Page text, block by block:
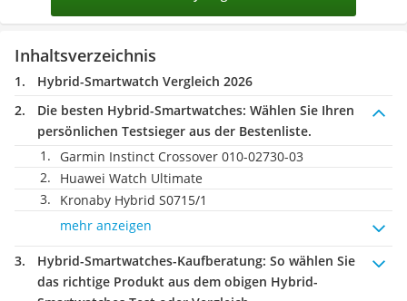
Inhaltsverzeichnis
Hybrid-Smartwatch Vergleich 2026
Die besten Hybrid-Smartwatches: Wählen Sie Ihren
persönlichen Testsieger aus der Bestenliste.
Garmin Instinct Crossover ‎010-02730-03
Huawei Watch Ultimate
Kronaby Hybrid S0715/1
mehr anzeigen
Hybrid-Smartwatches-Kaufberatung: So wählen Sie
das richtige Produkt aus dem obigen Hybrid-